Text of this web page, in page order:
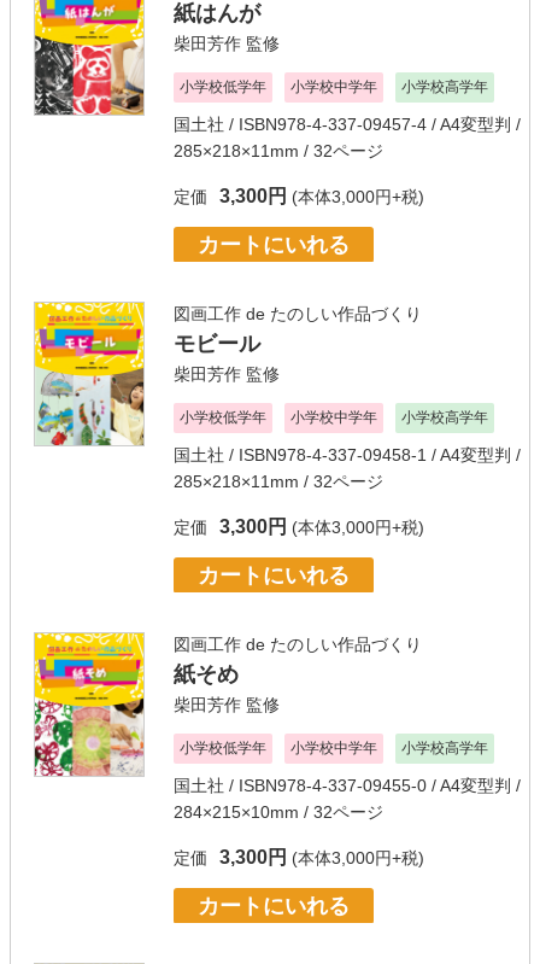
紙はんが
柴田芳作 監修
小学校低学年 小学校中学年 小学校高学年
国土社 / ISBN978-4-337-09457-4 / A4変型判 /
285×218×11mm / 32ページ
定価 3,300円 (本体3,000円+税)
カートにいれる
図画工作 de たのしい作品づくり
モビール
柴田芳作 監修
小学校低学年 小学校中学年 小学校高学年
国土社 / ISBN978-4-337-09458-1 / A4変型判 /
285×218×11mm / 32ページ
定価 3,300円 (本体3,000円+税)
カートにいれる
図画工作 de たのしい作品づくり
紙そめ
柴田芳作 監修
小学校低学年 小学校中学年 小学校高学年
国土社 / ISBN978-4-337-09455-0 / A4変型判 /
284×215×10mm / 32ページ
定価 3,300円 (本体3,000円+税)
カートにいれる